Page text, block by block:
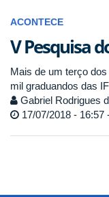
ACONTECE
V Pesquisa
Mais de um terço
mil graduandos das
Gabriel Rodrigues
17/07/2018 - 16:57